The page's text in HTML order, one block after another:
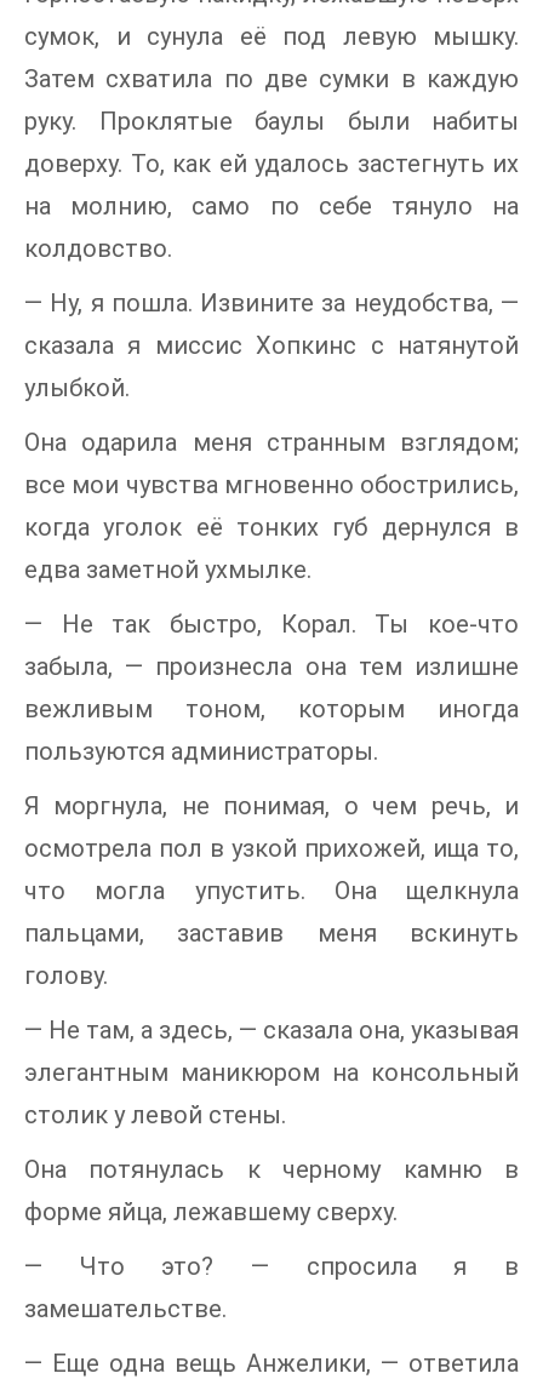
сумок, и сунула её под левую мышку.
Затем схватила по две сумки в каждую
руку. Проклятые баулы были набиты
доверху. То, как ей удалось застегнуть их
на молнию, само по себе тянуло на
колдовство.
— Ну, я пошла. Извините за неудобства, —
сказала я миссис Хопкинс с натянутой
улыбкой.
Она одарила меня странным взглядом;
все мои чувства мгновенно обострились,
когда уголок её тонких губ дернулся в
едва заметной ухмылке.
— Не так быстро, Корал. Ты кое-что
забыла, — произнесла она тем излишне
вежливым тоном, которым иногда
пользуются администраторы.
Я моргнула, не понимая, о чем речь, и
осмотрела пол в узкой прихожей, ища то,
что могла упустить. Она щелкнула
пальцами, заставив меня вскинуть
голову.
— Не там, а здесь, — сказала она, указывая
элегантным маникюром на консольный
столик у левой стены.
Она потянулась к черному камню в
форме яйца, лежавшему сверху.
— Что это? — спросила я в
замешательстве.
— Еще одна вещь Анжелики, — ответила